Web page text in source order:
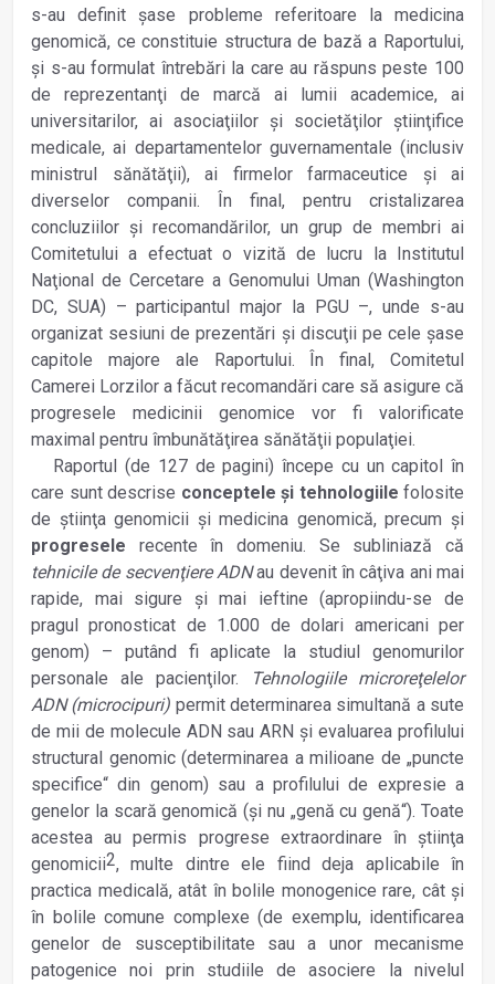
s-au definit şase probleme referitoare la medicina
genomică, ce constituie structura de bază a Raportului,
şi s-au formulat întrebări la care au răspuns peste 100
de reprezentanţi de marcă ai lumii academice, ai
universitarilor, ai asociaţiilor şi societăţilor ştiinţifice
medicale, ai departamentelor guvernamentale (inclusiv
ministrul sănătăţii), ai firmelor farmaceutice şi ai
diverselor companii. În final, pentru cristalizarea
concluziilor şi recomandărilor, un grup de membri ai
Comitetului a efectuat o vizită de lucru la Institutul
Naţional de Cercetare a Genomului Uman (Washington
DC, SUA) – participantul major la PGU –, unde s-au
organizat sesiuni de prezentări şi discuţii pe cele şase
capitole majore ale Raportului. În final, Comitetul
Camerei Lorzilor a făcut recomandări care să asigure că
progresele medicinii genomice vor fi valorificate
maximal pentru îmbunătăţirea sănătăţii populaţiei.
Raportul (de 127 de pagini) începe cu un capitol în
care sunt descrise conceptele şi tehnologiile folosite
de ştiinţa genomicii şi medicina genomică, precum şi
progresele recente în domeniu. Se subliniază că
tehnicile de secvenţiere ADNau devenit în câţiva ani mai
rapide, mai sigure şi mai ieftine (apropiindu-se de
pragul pronosticat de 1.000 de dolari americani per
genom) – putând fi aplicate la studiul genomurilor
personale ale pacienţilor.
Tehnologiile microreţelelor
ADN (microcipuri) permit determinarea simultană a sute
de mii de molecule ADN sau ARN şi evaluarea profilului
structural genomic (determinarea a milioane de „puncte
specifice“ din genom) sau a profilului de expresie a
genelor la scară genomică (şi nu „genă cu genă“). Toate
acestea au permis progrese extraordinare în ştiinţa
genomicii2, multe dintre ele fiind deja aplicabile în
practica medicală, atât în bolile monogenice rare, cât şi
în bolile comune complexe (de exemplu, identificarea
genelor de susceptibilitate sau a unor mecanisme
patogenice noi prin studiile de asociere la nivelul